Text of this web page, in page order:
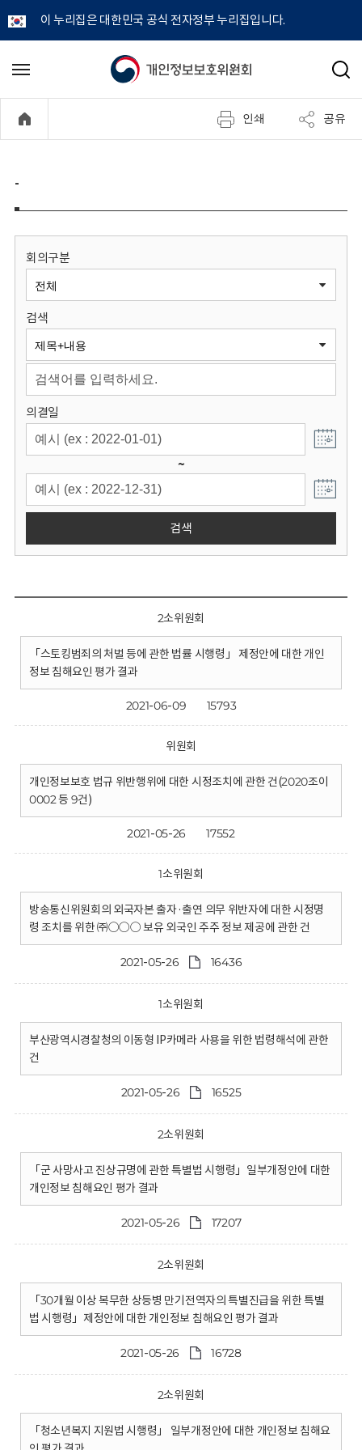
이 누리집은 대한민국 공식 전자정부 누리집입니다.
개
정
보
원
회
메
기
검
인쇄 공유
-
회의구분
검색
의결일
~
검색
2소위원회
「스토킹범죄의 처벌 등에 관한 법률 시행령」 제정안에 대한 개인
정보 침해요인 평가 결과
2021-06-09 15793
위원회
개인정보보호 법규 위반행위에 대한 시정조치에 관한 건(2020조이
0002 등 9건)
2021-05-26 17552
1소위원회
방송통신위원회의 외국자본 출자·출연 의무 위반자에 대한 시정명
령 조치를 위한 ㈜○○○ 보유 외국인 주주 정보 제공에 관한 건
2021-05-26 16436
1소위원회
부산광역시경찰청의 이동형 IP카메라 사용을 위한 법령해석에 관한
건
2021-05-26 16525
2소위원회
「군 사망사고 진상규명에 관한 특별법 시행령」일부개정안에 대한
개인정보 침해요인 평가 결과
2021-05-26 17207
2소위원회
「30개월 이상 복무한 상등병 만기전역자의 특별진급을 위한 특별
법 시행령」제정안에 대한 개인정보 침해요인 평가 결과
2021-05-26 16728
2소위원회
「청소년복지 지원법 시행령」 일부개정안에 대한 개인정보 침해요